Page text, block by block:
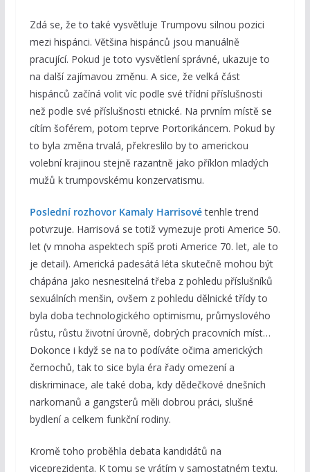
Zdá se, že to také vysvětluje Trumpovu silnou pozici
mezi hispánci. Většina hispánců jsou manuálně
pracující. Pokud je toto vysvětlení správné, ukazuje to
na další zajímavou změnu. A sice, že velká část
hispánců začíná volit víc podle své třídní příslušnosti
než podle své příslušnosti etnické. Na prvním místě se
cítím šoférem, potom teprve Portorikáncem. Pokud by
to byla změna trvalá, překreslilo by to americkou
volební krajinou stejně razantně jako příklon mladých
mužů k trumpovskému konzervatismu.
Poslední rozhovor Kamaly Harrisovétenhle trend
potvrzuje. Harrisová se totiž vymezuje proti Americe 50.
let (v mnoha aspektech spíš proti Americe 70. let, ale to
je detail). Americká padesátá léta skutečně mohou být
chápána jako nesnesitelná třeba z pohledu příslušníků
sexuálních menšin, ovšem z pohledu dělnické třídy to
byla doba technologického optimismu, průmyslového
růstu, růstu životní úrovně, dobrých pracovních míst…
Dokonce i když se na to podíváte očima amerických
černochů, tak to sice byla éra řady omezení a
diskriminace, ale také doba, kdy dědečkové dnešních
narkomanů a gangsterů měli dobrou práci, slušné
bydlení a celkem funkční rodiny.
Kromě toho proběhla debata kandidátů na
viceprezidenta. K tomu se vrátím v samostatném textu.